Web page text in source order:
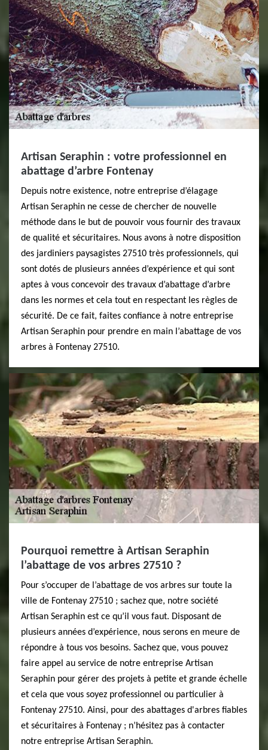
Artisan Seraphin : votre professionnel en
abattage d’arbre Fontenay
Depuis notre existence, notre entreprise d’élagage
Artisan Seraphin ne cesse de chercher de nouvelle
méthode dans le but de pouvoir vous fournir des travaux
de qualité et sécuritaires. Nous avons à notre disposition
des jardiniers paysagistes 27510 très professionnels, qui
sont dotés de plusieurs années d’expérience et qui sont
aptes à vous concevoir des travaux d’abattage d’arbre
dans les normes et cela tout en respectant les règles de
sécurité. De ce fait, faites confiance à notre entreprise
Artisan Seraphin pour prendre en main l’abattage de vos
arbres à Fontenay 27510.
Pourquoi remettre à Artisan Seraphin
l’abattage de vos arbres 27510 ?
Pour s’occuper de l’abattage de vos arbres sur toute la
ville de Fontenay 27510 ; sachez que, notre société
Artisan Seraphin est ce qu’il vous faut. Disposant de
plusieurs années d’expérience, nous serons en meure de
répondre à tous vos besoins. Sachez que, vous pouvez
faire appel au service de notre entreprise Artisan
Seraphin pour gérer des projets à petite et grande échelle
et cela que vous soyez professionnel ou particulier à
Fontenay 27510. Ainsi, pour des abattages d'arbres fiables
et sécuritaires à Fontenay ; n’hésitez pas à contacter
notre entreprise Artisan Seraphin.